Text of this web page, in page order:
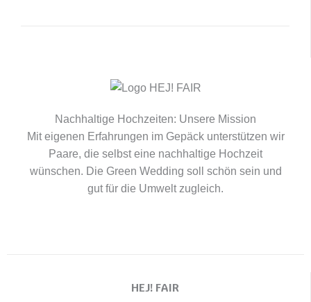
Nachhaltige Hochzeiten: Unsere Mission
Mit eigenen Erfahrungen im Gepäck unterstützen wir
Paare, die selbst eine nachhaltige Hochzeit
wünschen. Die Green Wedding soll schön sein und
gut für die Umwelt zugleich.
HEJ! FAIR